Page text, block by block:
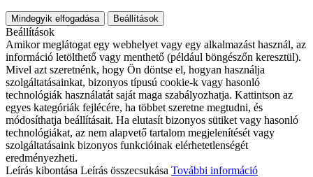
Mindegyik elfogadása Beállítások
Beállítások
Amikor meglátogat egy webhelyet vagy egy alkalmazást használ, az
információ letölthető vagy menthető (például böngészőn keresztül).
Mivel azt szeretnénk, hogy Ön döntse el, hogyan használja
szolgáltatásainkat, bizonyos típusú cookie-k vagy hasonló
technológiák használatát saját maga szabályozhatja. Kattintson az
egyes kategóriák fejlécére, ha többet szeretne megtudni, és
módosíthatja beállításait. Ha elutasít bizonyos sütiket vagy hasonló
technológiákat, az nem alapvető tartalom megjelenítését vagy
szolgáltatásaink bizonyos funkcióinak elérhetetlenségét
eredményezheti.
Leírás kibontása Leírás összecsukása További információ